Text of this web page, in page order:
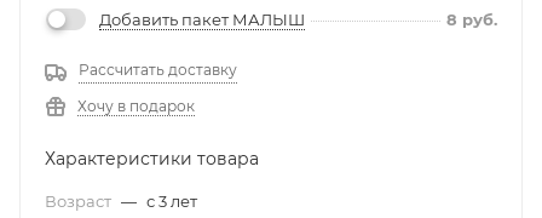
Добавить пакет МАЛЫШ 8 руб.
Рассчитать доставку
Хочу в подарок
Характеристики товара
Возраст — с 3 лет